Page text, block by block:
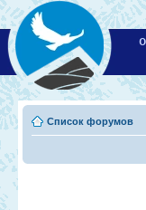
Список форумов